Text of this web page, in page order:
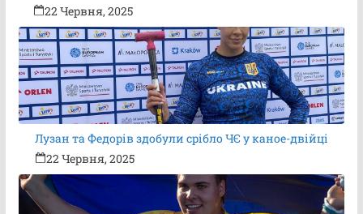
22 Червня, 2025
Лузан та Федорів здобули срібло ЧЄ у каное-двійці
22 Червня, 2025